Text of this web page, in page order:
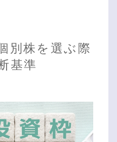
別株を選ぶ際
基準